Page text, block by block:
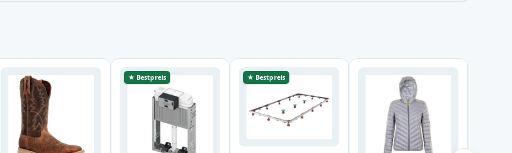
★ Bestpreis ★ Bestpreis